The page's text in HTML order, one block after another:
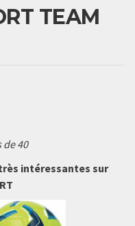
TEAM
40
intéressantes sur